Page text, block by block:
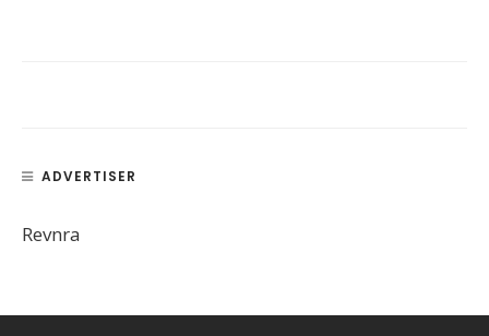
ADVERTISER
Revnra